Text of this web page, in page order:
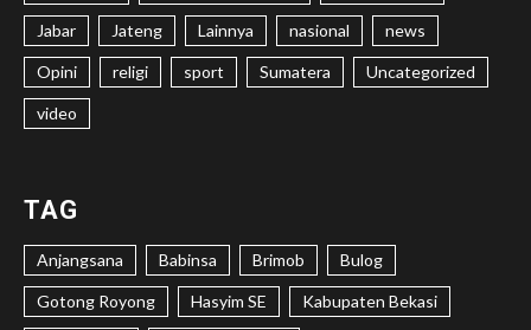
Jabar Jateng Lainnya nasional news
Opini religi sport Sumatera Uncategorized
video
TAG
Anjangsana Babinsa Brimob Bulog
Gotong Royong Hasyim SE Kabupaten Bekasi